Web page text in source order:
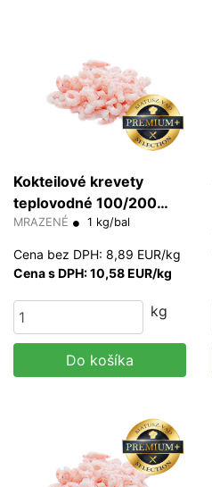
Kokteilové krevety
teplovodné 100/200
20% glazúra kg
MRAZENÉ 1 kg/bal
Cena bez DPH: 8,89 EUR/kg
Cena s DPH: 10,58 EUR/kg
kg
Do košíka